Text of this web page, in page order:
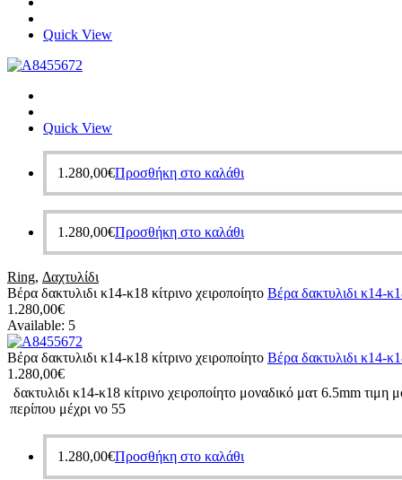
Quick View
Quick View
1.280,00€Προσθήκη στο καλάθι
1.280,00€Προσθήκη στο καλάθι
Ring, Δαχτυλίδι
Βέρα δακτυλιδι κ14-κ18 κίτρινο χειροποίητο Βέρα δακτυλιδι κ14-
1.280,00€
Available: 5
Βέρα δακτυλιδι κ14-κ18 κίτρινο χειροποίητο Βέρα δακτυλιδι κ14-
1.280,00€
δακτυλιδι κ14-κ18 κίτρινο χειροποίητο μοναδικό ματ 6.5mm τιμη
περίπου μέχρι νο 55
1.280,00€Προσθήκη στο καλάθι